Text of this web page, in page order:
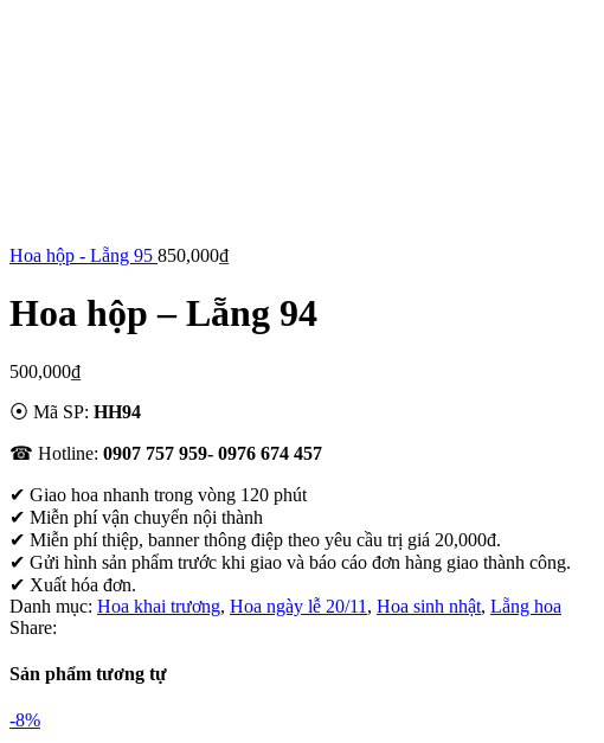
Hoa hộp - Lẵng 95 850,000₫
Hoa hộp – Lẵng 94
500,000₫
⦿ Mã SP: HH94
☎ Hotline: 0907 757 959- 0976 674 457
✔ Giao hoa nhanh trong vòng 120 phút
✔ Miễn phí vận chuyển nội thành
✔ Miễn phí thiệp, banner thông điệp theo yêu cầu trị giá 20,000đ.
✔ Gửi hình sản phẩm trước khi giao và báo cáo đơn hàng giao thành công.
✔ Xuất hóa đơn.
Danh mục: Hoa khai trương, Hoa ngày lễ 20/11 , Hoa sinh nhật, Lẵng hoa
Share:
Sản phẩm tương tự
-8%